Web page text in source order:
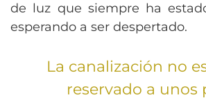
de luz que siempre ha
esperando a ser despertado.
La canalización no
reservado a unos